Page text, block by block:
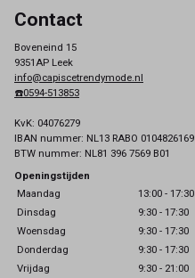
Contact
Boveneind 15
9351AP Leek
info@capiscetrendymode.nl
☎️0594-513853
KvK: 04076279
IBAN nummer: NL13 RABO 0104826169
BTW nummer: NL81 396 7569 B01
Openingstijden
Maandag
13:00 - 17:30
Dinsdag
9:30 - 17:30
Woensdag
9:30 - 17:30
Donderdag
9:30 - 17:30
Vrijdag
9:30 - 21:00